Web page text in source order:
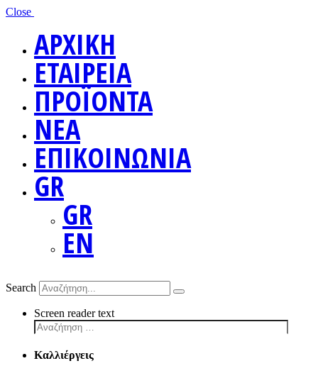
Close
ΑΡΧΙΚΗ
ΕΤΑΙΡΕΙΑ
ΠΡΟΪΟΝΤΑ
ΝΕΑ
ΕΠΙΚΟΙΝΩΝΙΑ
GR
GR
EN
Search
Screen reader text
Καλλιέργεις